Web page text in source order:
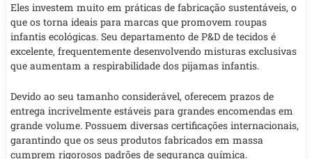
Eles investem muito em práticas de fabricação sustentáveis, o
que os torna ideais para marcas que promovem roupas
infantis ecológicas. Seu departamento de P&D de tecidos é
excelente, frequentemente desenvolvendo misturas exclusivas
que aumentam a respirabilidade dos pijamas infantis.
Devido ao seu tamanho considerável, oferecem prazos de
entrega incrivelmente estáveis para grandes encomendas em
grande volume. Possuem diversas certificações internacionais,
garantindo que os seus produtos fabricados em massa
cumprem rigorosos padrões de segurança química.